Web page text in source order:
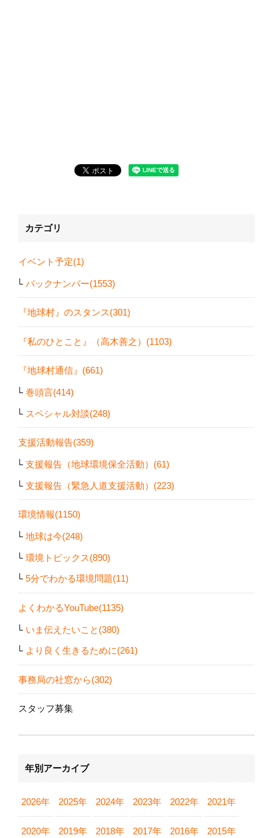
カテゴリ
イベント予定(1)
バックナンバー(1553)
『地球村』のスタンス(301)
『私のひとこと』（高木善之）(1103)
『地球村通信』(661)
巻頭言(414)
スペシャル対談(248)
支援活動報告(359)
支援報告（地球環境保全活動）(61)
支援報告（緊急人道支援活動）(223)
環境情報(1150)
地球は今(248)
環境トピックス(890)
5分でわかる環境問題(11)
よくわかるYouTube(1135)
いま伝えたいこと(380)
より良く生きるために(261)
事務局の社窓から(302)
スタッフ募集
年別アーカイブ
2026年 2025年 2024年 2023年 2022年 2021年
2020年 2019年 2018年 2017年 2016年 2015年